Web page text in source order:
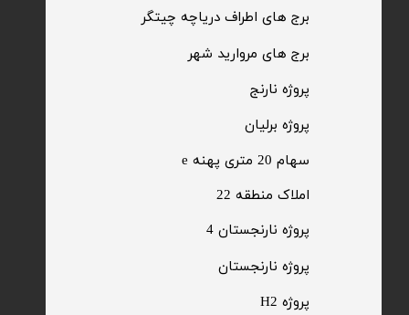
سهام 20 متری پهنه e​​​​​​​
​املاک منطقه 22
پروژه برلیان
پروژه H2
​پروژه نارنج
​پروژه نارنجستان
​برج های اطراف دریاچه چیتگر
​برج های مروارید شهر
پروژه نارنجستان 4